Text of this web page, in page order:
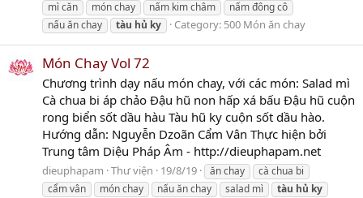
mì căn
món chay nấm kim châm
nấm đông cô
nấu ăn chay
tàu hủ ky Category: 500 Món ăn chay
Món Chay Vol 72
Chương trình dạy nấu món chay, với các món: Salad mì
Cà chua bi áp chảo Đậu hũ non hấp xá bấu Đậu hũ cuộn
rong biển sốt dầu hàu Tàu hũ ky cuộn sốt dầu hào.
Hướng dẫn: Nguyễn Dzoãn Cẩm Vân Thực hiện bởi
Trung tâm Diệu Pháp Âm - http://dieuphapam.net
dieuphapam Thư viện 19/8/19 ăn chay
cà chua bi
cẩm vân
món chay nấu ăn chay salad mì tàu hủ ky